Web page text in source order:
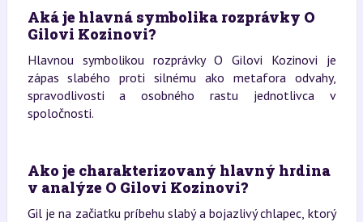
Aká je hlavná symbolika rozprávky O
Gilovi Kozinovi?
Hlavnou symbolikou rozprávky O Gilovi Kozinovi je
zápas slabého proti silnému ako metafora odvahy,
spravodlivosti a osobného rastu jednotlivca v
spoločnosti.
Ako je charakterizovaný hlavný hrdina
v analýze O Gilovi Kozinovi?
Gil je na začiatku príbehu slabý a bojazlivý chlapec, ktorý